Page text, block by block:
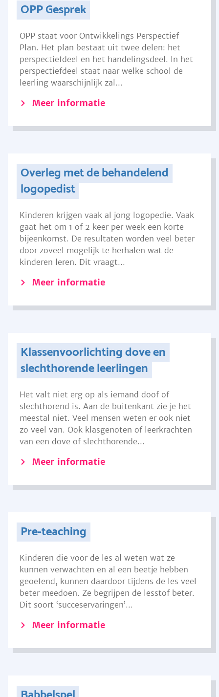
OPP Gesprek
OPP staat voor Ontwikkelings Perspectief
Plan. Het plan bestaat uit twee delen: het
perspectiefdeel en het handelingsdeel. In het
perspectiefdeel staat naar welke school de
leerling waarschijnlijk zal...
Meer informatie
Overleg met de behandelend
logopedist
Kinderen krijgen vaak al jong logopedie. Vaak
gaat het om 1 of 2 keer per week een korte
bijeenkomst. De resultaten worden veel beter
door zoveel mogelijk te herhalen wat de
kinderen leren. Dit vraagt...
Meer informatie
Klassenvoorlichting dove en
slechthorende leerlingen
Het valt niet erg op als iemand doof of
slechthorend is. Aan de buitenkant zie je het
meestal niet. Veel mensen weten er ook niet
zo veel van. Ook klasgenoten of leerkrachten
van een dove of slechthorende...
Meer informatie
Pre-teaching
Kinderen die voor de les al weten wat ze
kunnen verwachten en al een beetje hebben
geoefend, kunnen daardoor tijdens de les veel
beter meedoen. Ze begrijpen de lesstof beter.
Dit soort ‘succeservaringen’...
Meer informatie